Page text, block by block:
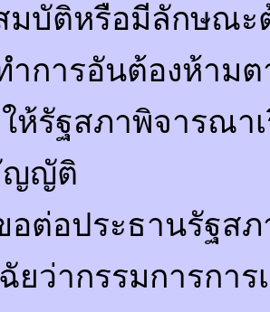
บัติหรือมีลักษณะ
ำการอันต้องห้าม
ห้รัฐสภาพิจารณา
ญญัติ
อต่อประธานรัฐส
ยว่ากรรมการกา